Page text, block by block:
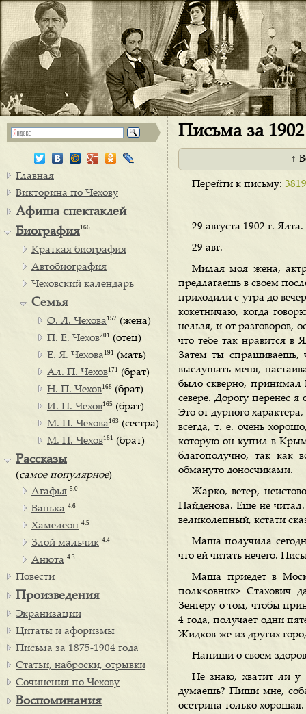
Письма за
↑
Перейти к письму: 3819
29 августа 1902 г. Ялта.
29 авг.
Милая моя жена,
предлагаешь в своем
приходили с утра до
кокетничаю, когда
нельзя, и от
что тебе так нравится в
Затем ты спрашиваешь,
выслушать меня,
было скверно, принимал
севере. Дорогу перенес
Это от дурного
всегда, т. е. очень
которую он купил в
благополучно, так как
обмануто доносчиками.
Жарко, ветер,
Найденова. Еще не читал.
великолепный, кстати
Маша получила
что ей читать нечего.
Маша приедет в
полк<овник> Стахович
Зенгеру о том, чтобы
4 года, получает одни
Жидков же из других
Напиши о своем
Не знаю, хватит ли у
думаешь? Пиши мне,
осетрина только
Главная
Викторина по Чехову
Афиша спектаклей
Биография166
Краткая биография
Автобиография
Чеховский календарь
Семья
О. Л. Чехова 157 (жена)
П. Е. Чехов201 (отец)
Е. Я. Чехова 191 (мать)
Ал. П. Чехов171 (брат)
Н. П. Чехов168 (брат)
И. П. Чехов165 (брат)
М. П. Чехова 163 (сестра)
М. П. Чехов161 (брат)
Рассказы
(самое популярное)
Агафья 5.0
Ванька 4.6
Хамелеон 4.5
Злой мальчик 4.4
Анюта 4.3
Повести
Произведения
Экранизации
Цитаты и афоризмы
Письма за 1875-1904 года
Статьи, наброски, отрывки
Сочинения по Чехову
Воспоминания